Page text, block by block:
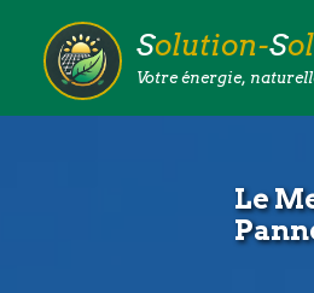
Solution-S
Votre énergie,
Le